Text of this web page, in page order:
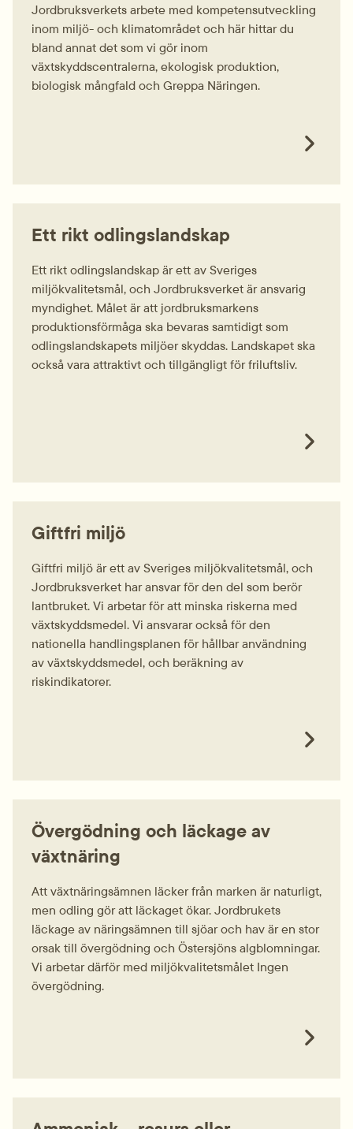
Jordbruksverkets arbete med kompetensutveckling
inom miljö- och klimatområdet och här hittar du
bland annat det som vi gör inom
växtskyddscentralerna, ekologisk produktion,
biologisk mångfald och Greppa Näringen.
Ett rikt odlingslandskap
Ett rikt odlingslandskap är ett av Sveriges
miljökvalitetsmål, och Jordbruksverket är ansvarig
myndighet. Målet är att jordbruksmarkens
produktionsförmåga ska bevaras samtidigt som
odlingslandskapets miljöer skyddas. Landskapet ska
också vara attraktivt och tillgängligt för friluftsliv.
Giftfri miljö
Giftfri miljö är ett av Sveriges miljökvalitetsmål, och
Jordbruksverket har ansvar för den del som berör
lantbruket. Vi arbetar för att minska riskerna med
växtskyddsmedel. Vi ansvarar också för den
nationella handlingsplanen för hållbar användning
av växtskyddsmedel, och beräkning av
riskindikatorer.
Övergödning och läckage av
växtnäring
Att växtnäringsämnen läcker från marken är naturligt,
men odling gör att läckaget ökar. Jordbrukets
läckage av näringsämnen till sjöar och hav är en stor
orsak till övergödning och Östersjöns algblomningar.
Vi arbetar därför med miljökvalitetsmålet Ingen
övergödning.